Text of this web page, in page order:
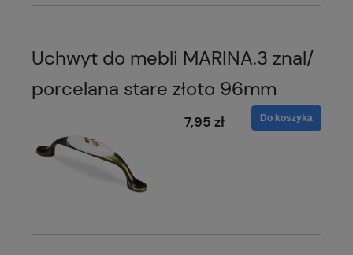
Uchwyt do mebli MARINA.3 znal/
porcelana stare złoto 96mm
7,95 zł Do koszyka